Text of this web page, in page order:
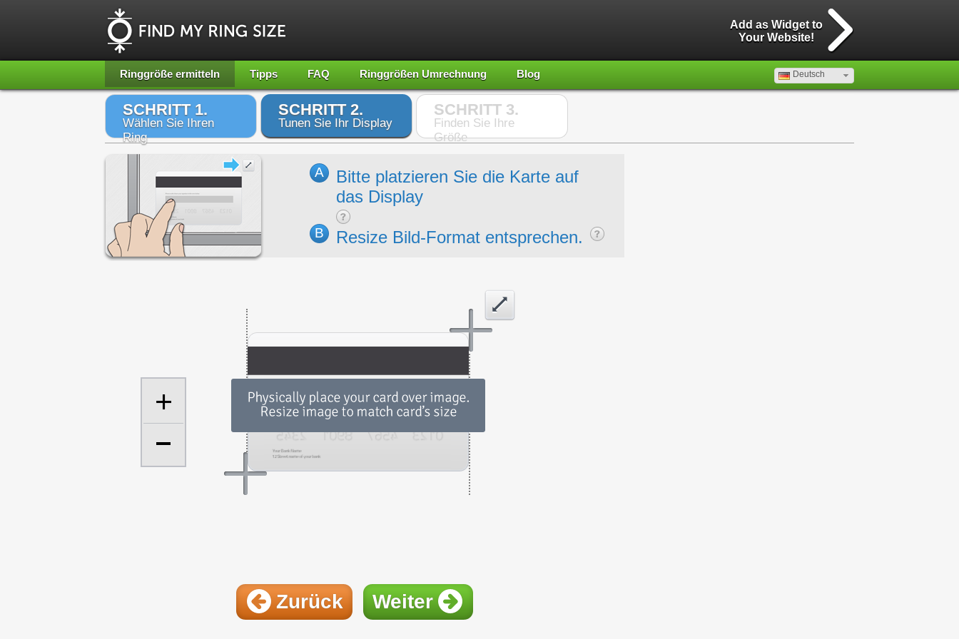
Add as Widget to
Your Website!
Ringgröße ermitteln Tipps FAQ Ringgrößen Umrechnung Blog Deutsch
SCHRITT 1.
Wählen Sie Ihren
Ring
SCHRITT 2.
Tunen Sie Ihr Display
SCHRITT 3.
Finden Sie Ihre
Größe
A
Bitte platzieren Sie die Karte auf
das Display
B Resize Bild-Format entsprechen.
+
Zurück Weiter